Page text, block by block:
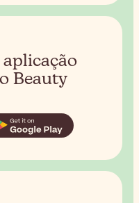
aplicação
Beauty